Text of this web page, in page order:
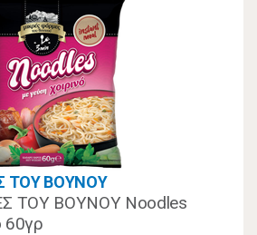
ΤΟΥ ΒΟΥΝΟΥ
ΤΟΥ ΒΟΥΝΟΥ Noodles
60γρ